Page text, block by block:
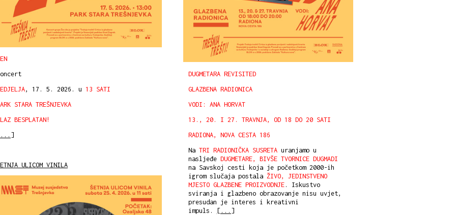
, 17. 5. 2026. u 13 SATI
STARA TREŠNJEVKA
BESPLATAN!
ULICOM VINILA
DUGMETARA REVISITED
GLAZBENA RADIONICA
VODI: ANA HORVAT
13., 20. I 27. TRAVNJA, OD 18 DO 20 SATI
RADIONA, NOVA CESTA 186
Na TRI RADIONIČKA SUSRETAuranjamo u
nasljeđe DUGMETARE, BIVŠE TVORNICE DUGMADI
na Savskoj cesti koja je početkom 2000-ih
igrom slučaja postala ŽIVO, JEDINSTVENO
MJESTO GLAZBENE PROIZVODNJE. Iskustvo
sviranja i glazbeno obrazovanje nisu uvjet,
presudan je interes i kreativni
impuls. [...]